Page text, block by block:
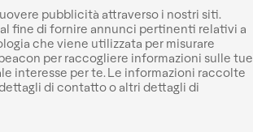
pubblicità attraverso i nostri siti.
fine di fornire annunci pertinenti relativi a
che viene utilizzata per misurare
per raccogliere informazioni sulle tue
interesse per te. Le informazioni raccolte
di contatto o altri dettagli di